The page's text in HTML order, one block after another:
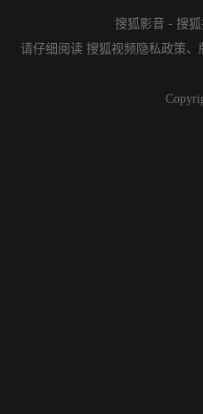
搜狐影音 - 搜
请仔细阅读 搜狐视频隐私政策、